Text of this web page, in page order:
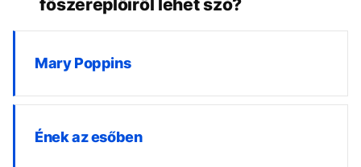
főszereplőiről lehet szó?
Mary Poppins
Ének az esőben